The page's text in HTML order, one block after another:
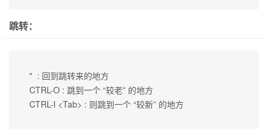
跳转：
"  : 回到跳转来的地方
CTRL-O : 跳到一个 “较老” 的地方
CTRL-I <Tab> : 则跳到一个 “较新” 的地方